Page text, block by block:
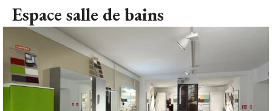
Espace salle de bains